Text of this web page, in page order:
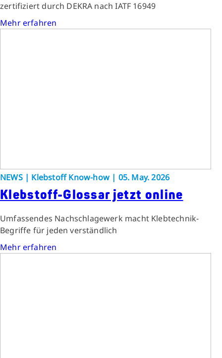
zertifiziert durch DEKRA nach IATF 16949
Mehr erfahren
NEWS | Klebstoff Know-how | 05. May. 2026
Klebstoff-Glossar jetzt online
Umfassendes Nachschlagewerk macht Klebtechnik-
Begriffe für jeden verständlich
Mehr erfahren